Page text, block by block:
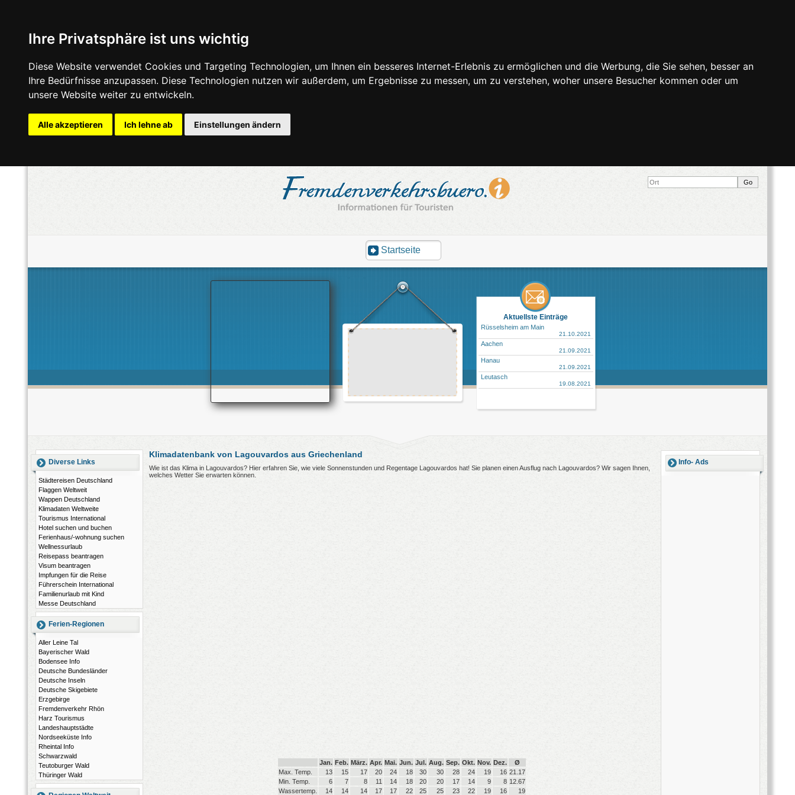
Ihre Privatsphäre ist uns wichtig
Diese Website verwendet Cookies und Targeting Technologien, um Ihnen ein besseres Internet-Erlebnis zu ermöglichen und die Werbung, die Sie sehen, besser an
Ihre Bedürfnisse anzupassen. Diese Technologien nutzen wir außerdem, um Ergebnisse zu messen, um zu verstehen, woher unsere Besucher kommen oder um
unsere Website weiter zu entwickeln.
Alle akzeptieren Ich lehne ab Einstellungen ändern
Startseite
Aktuellste Einträge
Rüsselsheim am Main
21.10.2021
Aachen
21.09.2021
Hanau
21.09.2021
Leutasch
19.08.2021
Diverse Links
Städtereisen Deutschland
Flaggen Weltweit
Wappen Deutschland
Klimadaten Weltweite
Tourismus International
Hotel suchen und buchen
Ferienhaus/-wohnung suchen
Wellnessurlaub
Reisepass beantragen
Visum beantragen
Impfungen für die Reise
Führerschein International
Familienurlaub mit Kind
Messe Deutschland
Ferien-Regionen
Aller Leine Tal
Bayerischer Wald
Bodensee Info
Deutsche Bundesländer
Deutsche Inseln
Deutsche Skigebiete
Erzgebirge
Fremdenverkehr Rhön
Harz Tourismus
Landeshauptstädte
Nordseeküste Info
Rheintal Info
Schwarzwald
Teutoburger Wald
Thüringer Wald
Info- Ads
Klimadatenbank von Lagouvardos aus Griechenland
Wie ist das Klima in Lagouvardos? Hier erfahren Sie, wie viele Sonnenstunden und Regentage Lagouvardos hat! Sie planen einen Ausflug nach Lagouvardos? Wir sagen Ihnen,
welches Wetter Sie erwarten können.
Jan. Feb. März. Apr. Mai. Jun. Jul. Aug. Sep. Okt. Nov. Dez.
Ø
Max. Temp.
13 15 17 20 24 18 30 30 28 24 19 16 21.17
Min. Temp.
6 7 8 11 14 18 20 20 17 14 9 8 12.67
Wassertemp.
14 14 14 17 17 22 25 25 23 22 19 16 19